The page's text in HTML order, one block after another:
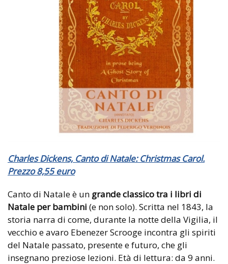
Charles Dickens, Canto di Natale: Christmas Carol.
Prezzo 8,55 euro
Canto di Natale è un grande classico tra i libri di
Natale per bambini (e non solo). Scritta nel 1843, la
storia narra di come, durante la notte della Vigilia, il
vecchio e avaro Ebenezer Scrooge incontra gli spiriti
del Natale passato, presente e futuro, che gli
insegnano preziose lezioni. Età di lettura: da 9 anni.